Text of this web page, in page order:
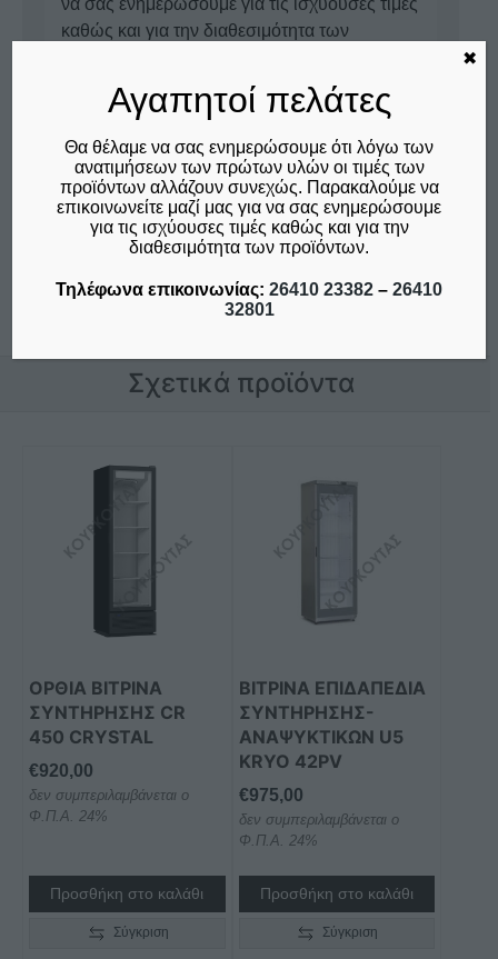
να σας ενημερώσουμε για τις ισχύουσες τιμές
καθώς και για την διαθεσιμότητα των
Ρωτήστε μας για αυτό το προϊόν
Τηλέφωνα επικοινωνίας:
26410 23382-26410 32801
Σχετικά προϊόντα
ΟΡΘΙΑ ΒΙΤΡΙΝΑ
ΣΥΝΤΗΡΗΣΗΣ CR
450 CRYSTAL
€920,00
δεν συμπεριλαμβάνεται ο
Φ.Π.Α. 24%
Προσθήκη στο καλάθι
Σύγκριση
ΒΙΤΡΙΝΑ ΕΠΙΔΑΠΕΔΙΑ
ΣΥΝΤΗΡΗΣΗΣ-
ΑΝΑΨΥΚΤΙΚΩΝ U5
KRYO 42PV
€975,00
δεν συμπεριλαμβάνεται ο
Φ.Π.Α. 24%
Προσθήκη στο καλάθι
Σύγκριση
Αγαπητοί πελάτες
Θα θέλαμε να σας ενημερώσουμε ότι λόγω των
ανατιμήσεων των πρώτων υλών οι τιμές των
προϊόντων αλλάζουν συνεχώς. Παρακαλούμε να
επικοινωνείτε μαζί μας για να σας ενημερώσουμε
για τις ισχύουσες τιμές καθώς και για την
διαθεσιμότητα των προϊόντων.
Τηλέφωνα επικοινωνίας: 26410 23382 – 26410
32801
✖